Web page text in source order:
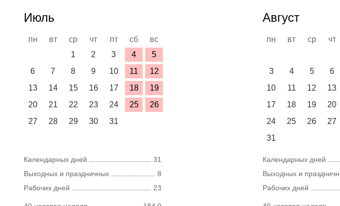
Июль
пн вт ср чт пт сб
вс
1
2 3 4
5
6
7 8 9 10 11
12
13
14 15 16 17 18
19
20
21 22 23 24 25
26
27
28 29 30 31
Календарных дней
31
Выходных и праздничных
8
Рабочих дней
23
Август
пн вт ср чт
3
4 5 6
10
11 12 13
17
18 19 20
24
25 26 27
31
Календарных дней
Выходных и
Рабочих дней